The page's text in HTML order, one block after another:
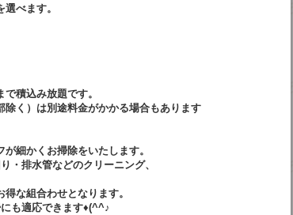
べます。
積込み放題です。
く）は別途料金がかかる場合もあります
細かくお掃除をいたします。
・排水管などのクリーニング、
な組合わせとなります。
も適応できます♦(^^♪